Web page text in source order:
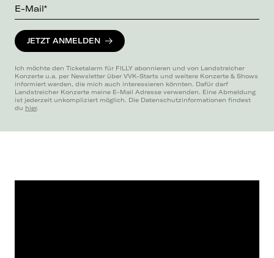
E-Mail*
JETZT ANMELDEN
Ich möchte den Ticketalarm für FILLY abonnieren und von Landstreicher
Konzerte u.a. per Newsletter über VVK-Starts und weitere Konzerte & Shows
informiert werden, die mich auch interessieren könnten. Dafür darf
Landstreicher Konzerte meine E-Mail Adresse verwenden. Eine Abmeldung
ist jederzeit unkompliziert möglich. Die Datenschutzinformationen findest
du hier.